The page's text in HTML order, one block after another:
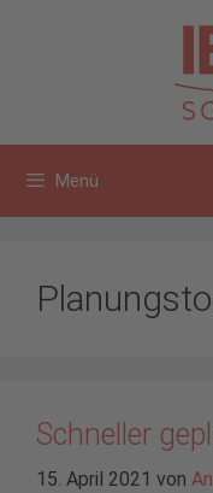
Menü
Schneller
15. April 2021 von